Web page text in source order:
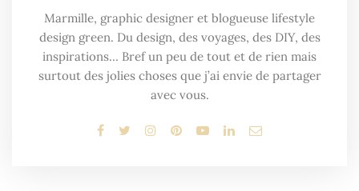
Marmille, graphic designer et blogueuse lifestyle
design green. Du design, des voyages, des DIY, des
inspirations… Bref un peu de tout et de rien mais
surtout des jolies choses que j’ai envie de partager
avec vous.